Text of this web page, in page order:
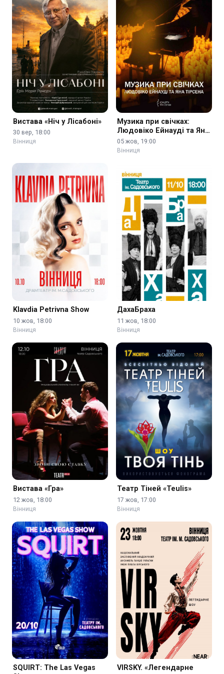
Вистава «Ніч у Лісабоні»
30 вер, 18:00
Вінниця
Музика при свічках:
Людовіко Ейнауді та Ян
Тірсен
05 жов, 19:00
Вінниця
Klavdia Petrivna Show
10 жов, 18:00
Вінниця
ДахаБраха
11 жов, 18:00
Вінниця
Вистава «Гра»
12 жов, 18:00
Вінниця
Театр Тіней «Teulis»
17 жов, 17:00
Вінниця
SQUIRT: The Las Vegas
VIRSKY. «Легендарне